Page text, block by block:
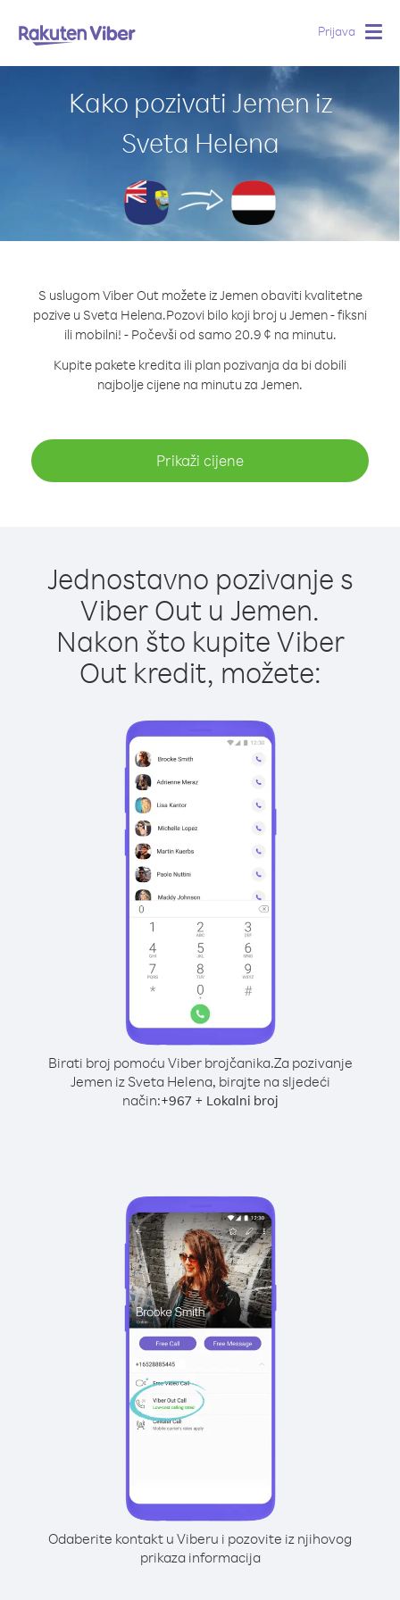
Prijava
Kako pozivati Jemen iz
Sveta Helena
S uslugom Viber Out možete iz Jemen obaviti kvalitetne
pozive u Sveta Helena.Pozovi bilo koji broj u Jemen - fiksni
ili mobilni! - Počevši od samo 20.9 ¢ na minutu.
Kupite pakete kredita ili plan pozivanja da bi dobili
najbolje cijene na minutu za Jemen.
Prikaži cijene
Jednostavno pozivanje s
Viber Out u Jemen.
Nakon što kupite Viber
Out kredit, možete:
Birati broj pomoću Viber brojčanika.Za pozivanje
Jemen iz Sveta Helena, birajte na sljedeći
način:+967+ Lokalni broj
Odaberite kontakt u Viberu i pozovite iz njihovog
prikaza informacija